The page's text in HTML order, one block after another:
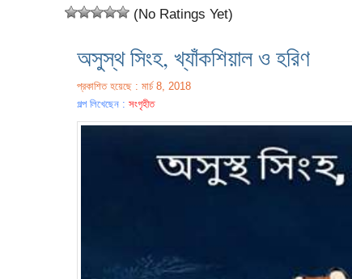
(No Ratings Yet)
অসুস্থ সিংহ, খ্যাঁকশিয়াল ও হরিণ
প্রকাশিত হয়েছে : মার্চ 8, 2018
গল্প লিখেছেন : সংগৃহীত